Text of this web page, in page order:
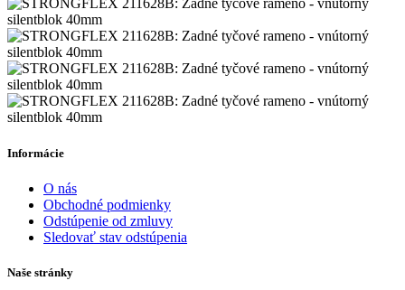
Informácie
O nás
Obchodné podmienky
Odstúpenie od zmluvy
Sledovať stav odstúpenia
Naše stránky